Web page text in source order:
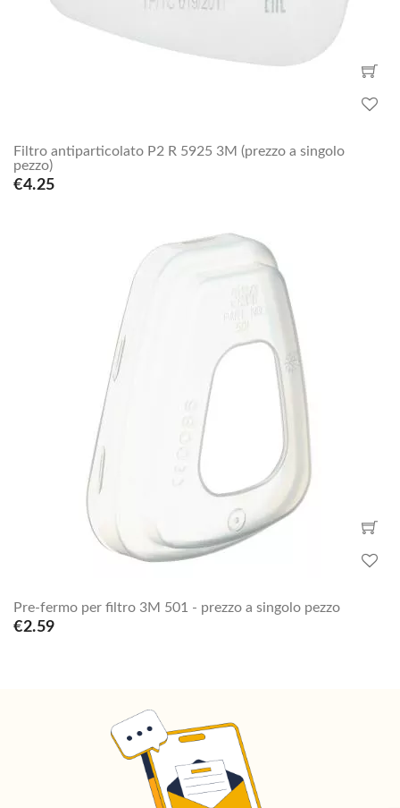
Filtro antiparticolato P2 R 5925 3M (prezzo a singolo
pezzo)
€4.25
Pre-fermo per filtro 3M 501 - prezzo a singolo pezzo
€2.59